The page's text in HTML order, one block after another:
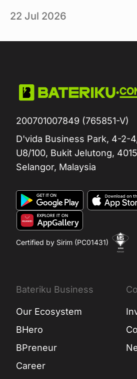
Bateriku
22 Jul 2026
200701007849 (765851-V)
D'vida Business Park, 4-2-
U8/100, Bukit Jelutong,
Selangor, Malaysia
Certified by Sirim (PC01431)
Bateriku Business
Our Ecosystem
BHero
BPreneur
Career